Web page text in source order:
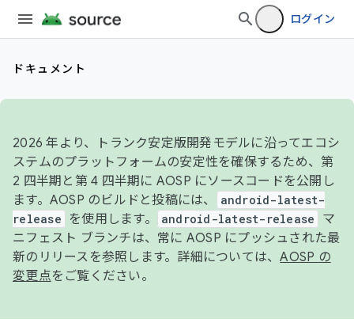
ログイン
ドキュメント
2026 年より、トランク安定版開発モデルに沿ってエコシ
ステムのプラットフォームの安定性を確保するため、第
2 四半期と第 4 四半期に AOSP にソースコードを公開し
ます。AOSP のビルドと投稿には、
android-latest-
release
を使用します。 android-latest-release
マ
ニフェスト ブランチは、常に AOSP にプッシュされた最
新のリリースを参照します。詳細については、AOSP の
変更点をご覧ください。